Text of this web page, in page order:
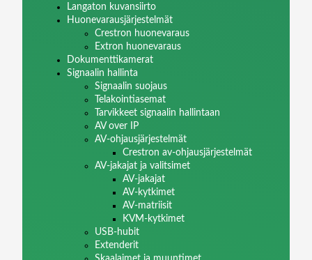
Langaton kuvansiirto
Huonevarausjärjestelmät
Crestron huonevaraus
Extron huonevaraus
Dokumenttikamerat
Signaalin hallinta
Signaalin suojaus
Telakointiasemat
Tarvikkeet signaalin hallintaan
AV over IP
AV-ohjausjärjestelmät
Crestron av-ohjausjärjestelmät
AV-jakajat ja valitsimet
AV-jakajat
AV-kytkimet
AV-matriisit
KVM-kytkimet
USB-hubit
Extenderit